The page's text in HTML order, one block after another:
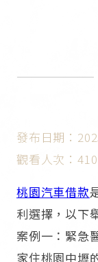
發布日期：
觀看人次：410
桃園汽車借款
利選擇，以下
案例一：緊急
家住桃園中壢